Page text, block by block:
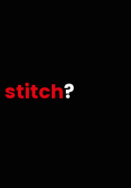
stitch?